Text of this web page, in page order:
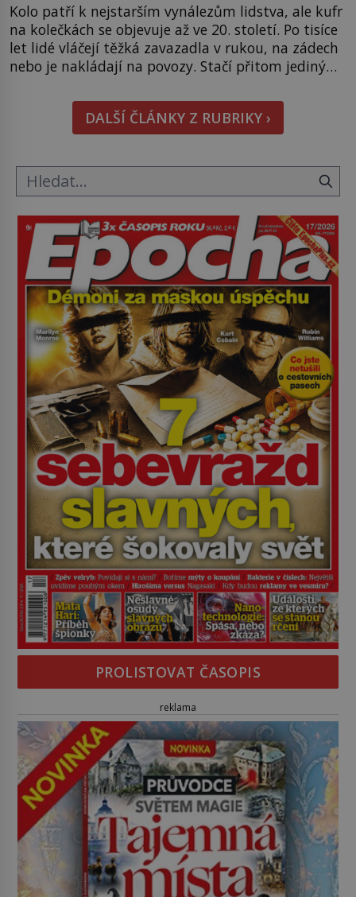
Kolo patří k nejstarším vynálezům lidstva, ale kufr
na kolečkách se objevuje až ve 20. století. Po tisíce
let lidé vláčejí těžká zavazadla v rukou, na zádech
nebo je nakládají na povozy. Stačí přitom jediný
nikdo dlouho nedostane. Až jednou se na letišti
ozve věta, která změní […]
DALŠÍ ČLÁNKY Z RUBRIKY ›
PROLISTOVAT ČASOPIS
reklama